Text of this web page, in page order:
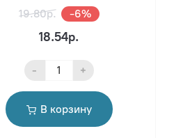
19.80р.
-6%
18.54р.
- +
В корзину